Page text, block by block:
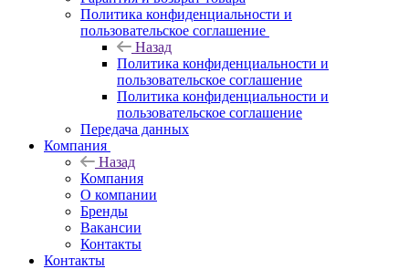
Политика конфиденциальности и
пользовательское соглашение
Назад
Политика конфиденциальности и
пользовательское соглашение
Политика конфиденциальности и
пользовательское соглашение
Передача данных
Компания
Назад
Компания
О компании
Бренды
Вакансии
Контакты
Контакты